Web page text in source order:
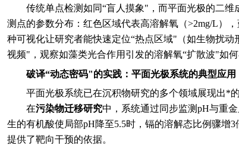
传统单点检测如同“盲人摸象"，而平面光极的二
测点的参数分布：红色区域代表高溶解氧（>2mg/L）
种可视化让研究者能快速定位“热点区域"（如生物扰
视频"，观察如藻类光合作用引发的溶解氧“扩散波"如何
破译“动态密码"的实践：平面光极系统的典型应用
平面光极系统已在沉积物研究的多个领域展现出*
在污染物迁移研究中，系统通过同步监测pH与重
生的有机酸使局部pH降至5.5时，镉的溶解态比例骤增
提供了靶向干预的依据。